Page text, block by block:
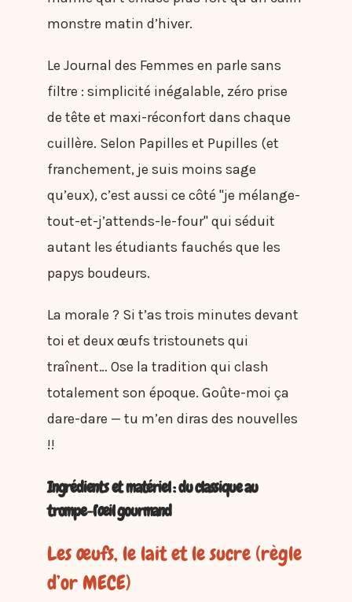
monstre matin d’hiver.
Le Journal des Femmes en parle sans
filtre : simplicité inégalable, zéro prise
de tête et maxi-réconfort dans chaque
cuillère. Selon Papilles et Pupilles (et
franchement, je suis moins sage
qu’eux), c’est aussi ce côté "je mélange-
tout-et-j’attends-le-four" qui séduit
autant les étudiants fauchés que les
papys boudeurs.
La morale ? Si t’as trois minutes devant
toi et deux œufs tristounets qui
traînent… Ose la tradition qui clash
totalement son époque. Goûte-moi ça
dare-dare — tu m’en diras des nouvelles
!!
Ingrédients et matériel : du classique au
trompe-l’œil gourmand
Les œufs, le lait et le sucre (règle
d’or MECE)